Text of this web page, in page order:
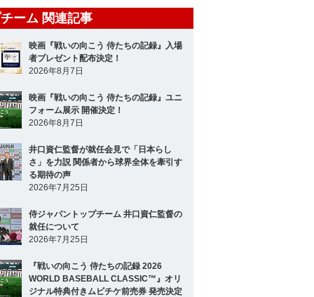
ーム 関連記事
映画『戦いの向こう 侍たちの記録』入場
者プレゼント配布決定！
2026年8月7日
映画『戦いの向こう 侍たちの記録』ユニ
フォーム展示 開催決定！
2026年8月7日
井口資仁監督が就任会見で「日本らし
さ」を力説 関係者から球界全体を牽引す
る期待の声
2026年7月25日
侍ジャパントップチーム 井口資仁監督の
就任について
2026年7月25日
『戦いの向こう 侍たちの記録 2026
WORLD BASEBALL CLASSIC™』オリ
ジナル特典付きムビチケ前売券 発売決定